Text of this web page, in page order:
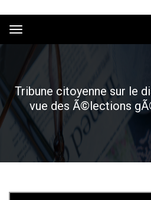
Toggle
navigation
Tribune citoyenne sur le
vue des Ã©lections